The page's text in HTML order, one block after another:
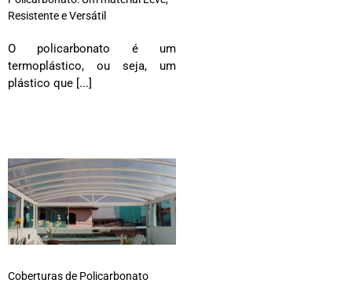
Resistente e Versátil
O policarbonato é um
termoplástico, ou seja, um
plástico que [...]
Coberturas de Policarbonato